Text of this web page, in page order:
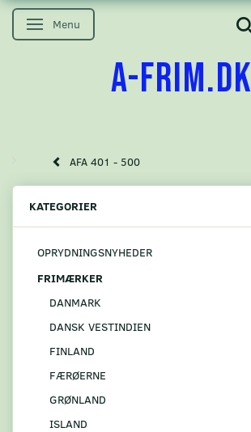
Skifte navigation
Menu
A-FRIM.DK
AFA 401 - 500
KATEGORIER
OPRYDNINGSNYHEDER
FRIMÆRKER
DANMARK
DANSK VESTINDIEN
FINLAND
FÆRØERNE
GRØNLAND
ISLAND